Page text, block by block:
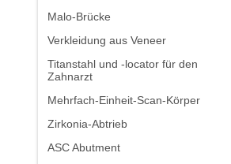
Malo-Brücke
Verkleidung aus Veneer
Titanstahl und -locator für den
Zahnarzt
Mehrfach-Einheit-Scan-Körper
Zirkonia-Abtrieb
ASC Abutment